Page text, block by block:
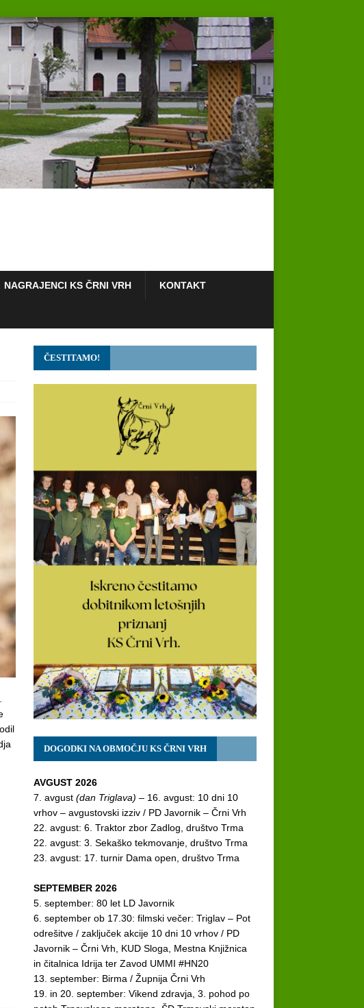
NAGRAJENCI KS ČRNI VRH KONTAKT
ČESTITAMO!
DOGODKI NA OBMOČJU KS ČRNI VRH
AVGUST 2026
7. avgust (dan Triglava) – 16. avgust: 10 dni 10
vrhov – avgustovski izziv / PD Javornik – Črni Vrh
22. avgust: 6. Traktor zbor Zadlog, društvo Trma
22. avgust: 3. Sekaško tekmovanje, društvo Trma
23. avgust: 17. turnir Dama open, društvo Trma
SEPTEMBER 2026
5. september: 80 let LD Javornik
6. september ob 17.30: filmski večer: Triglav – Pot
odrešitve/ zaključek akcije 10 dni 10 vrhov / PD
Javornik – Črni Vrh, KUD Sloga, Mestna Knjižnica
in čitalnica Idrija ter Zavod UMMI #HN20
13. september: Birma / Župnija Črni Vrh
19. in 20. september: Vikend zdravja, 3. pohod po